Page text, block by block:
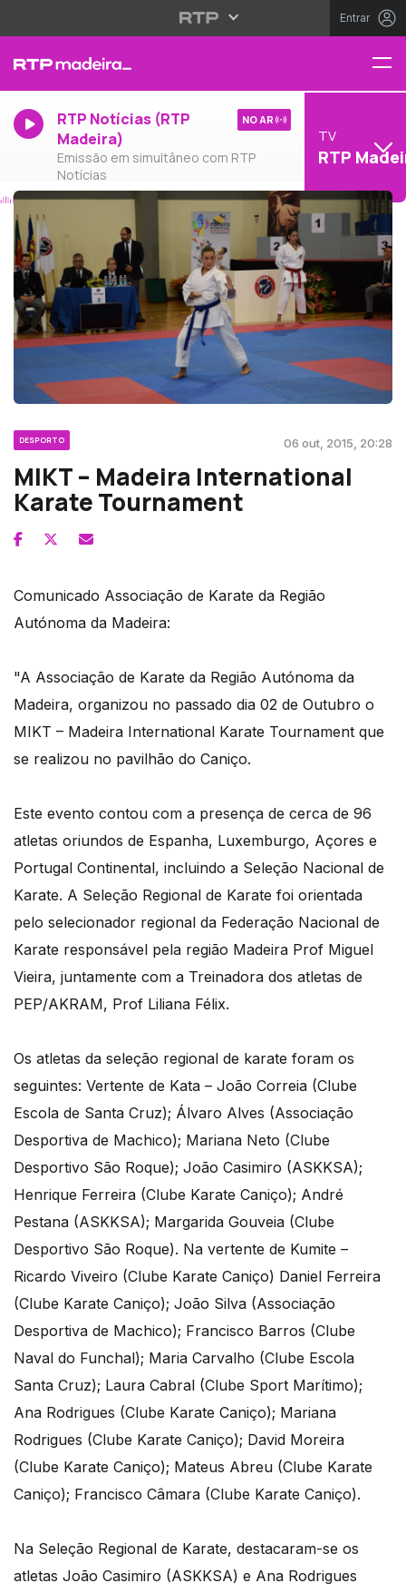
Entrar
RTP Notícias (RTP
Madeira)
Emissão em simultâneo com RTP
Notícias
NO AR
TV
RTP
DESPORTO 06 out, 2015, 20:28
MIKT – Madeira International
Karate Tournament
Comunicado Associação de Karate da Região
Autónoma da Madeira:
"A Associação de Karate da Região Autónoma da
Madeira, organizou no passado dia 02 de Outubro o
MIKT – Madeira International Karate Tournament que
se realizou no pavilhão do Caniço.
Este evento contou com a presença de cerca de 96
atletas oriundos de Espanha, Luxemburgo, Açores e
Portugal Continental, incluindo a Seleção Nacional de
Karate. A Seleção Regional de Karate foi orientada
pelo selecionador regional da Federação Nacional de
Karate responsável pela região Madeira Prof Miguel
Vieira, juntamente com a Treinadora dos atletas de
PEP/AKRAM, Prof Liliana Félix.
Os atletas da seleção regional de karate foram os
seguintes: Vertente de Kata – João Correia (Clube
Escola de Santa Cruz); Álvaro Alves (Associação
Desportiva de Machico); Mariana Neto (Clube
Desportivo São Roque); João Casimiro (ASKKSA);
Henrique Ferreira (Clube Karate Caniço); André
Pestana (ASKKSA); Margarida Gouveia (Clube
Desportivo São Roque). Na vertente de Kumite –
Ricardo Viveiro (Clube Karate Caniço) Daniel Ferreira
(Clube Karate Caniço); João Silva (Associação
Desportiva de Machico); Francisco Barros (Clube
Naval do Funchal); Maria Carvalho (Clube Escola
Santa Cruz); Laura Cabral (Clube Sport Marítimo);
Ana Rodrigues (Clube Karate Caniço); Mariana
Rodrigues (Clube Karate Caniço); David Moreira
(Clube Karate Caniço); Mateus Abreu (Clube Karate
Caniço); Francisco Câmara (Clube Karate Caniço).
Na Seleção Regional de Karate, destacaram-se os
atletas João Casimiro (ASKKSA) e Ana Rodrigues